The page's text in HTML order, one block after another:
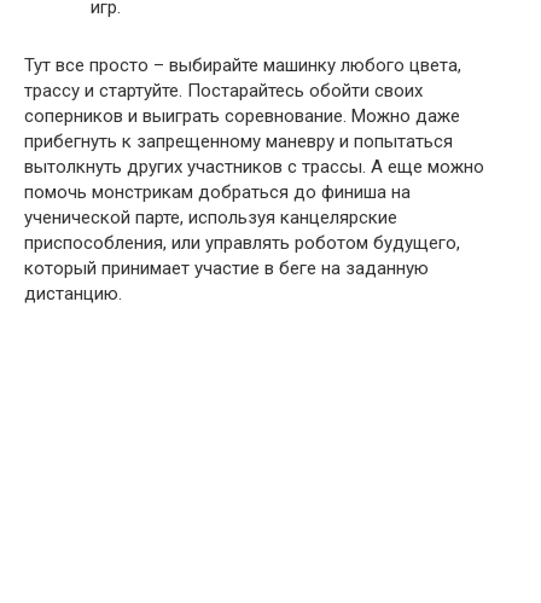
игр.
Тут все просто – выбирайте машинку любого цвета,
трассу и стартуйте. Постарайтесь обойти своих
соперников и выиграть соревнование. Можно даже
прибегнуть к запрещенному маневру и попытаться
вытолкнуть других участников с трассы. А еще можно
помочь монстрикам добраться до финиша на
ученической парте, используя канцелярские
приспособления, или управлять роботом будущего,
который принимает участие в беге на заданную
дистанцию.